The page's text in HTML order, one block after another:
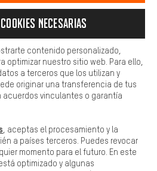
EN Deutsch
DE français
FR
de Aquisgrán Programa de afiliados
Reciclaje de baterias
cookies Ajusta el contraste
a encontrar los productos adecuados.
y sencilla.
que puedas usar nuestro sitio web.
necesarias
contenido personalizado,
optimizar nuestro sitio web. Para ello,
a terceros que los utilizan y
originar una transferencia de tus
vinculantes o garantía
, aceptas el procesamiento y la
a países terceros. Puedes revocar
momento para el futuro. En este
optimizado y algunas